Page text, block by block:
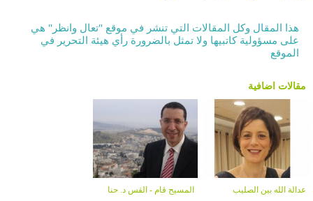
هذا المقال وكل المقالات التي تنشر في موقع "تعال وانظر" هي
على مسؤولية كاتبيها ولا تمثل بالضرورة رأي هيئة التحرير في
الموقع
مقالات اضافية
عدالة الله بين الصليب
المسيح قام - القس د. حنا